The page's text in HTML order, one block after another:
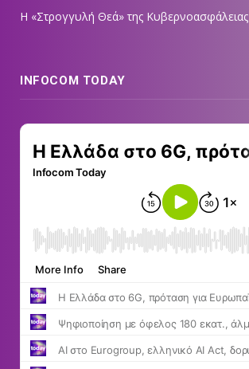
Η «Στρογγυλή Θεά» της Κυβερνοασφάλειας
INFOCOM TODAY